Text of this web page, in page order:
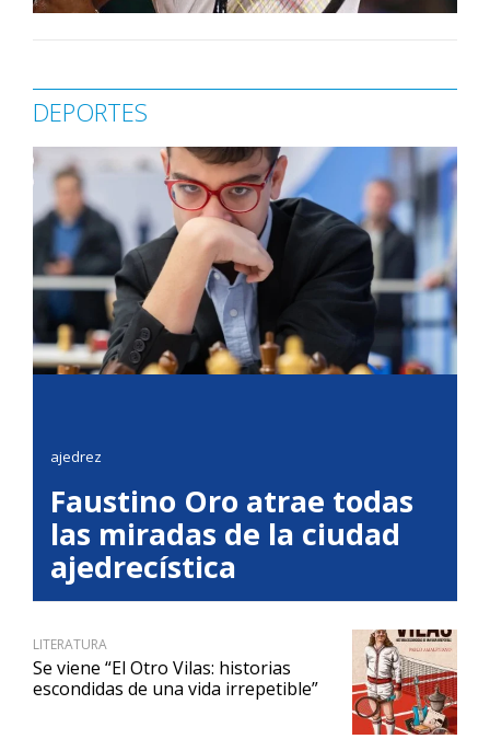
DEPORTES
ajedrez
Faustino Oro atrae todas
las miradas de la ciudad
ajedrecística
LITERATURA
Se viene “El Otro Vilas: historias
escondidas de una vida irrepetible”